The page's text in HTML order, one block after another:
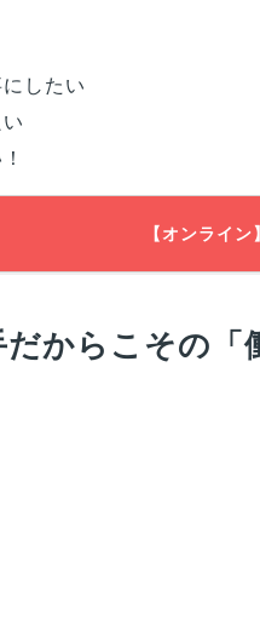
したい
【オンライ
だからこその